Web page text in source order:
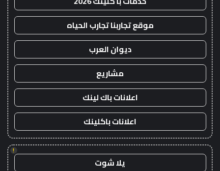
موقع تجاربنا تجارب الحياه
ديوان العرب
مشاريع
اعلانات باك لينك
اعلانات باكلينك
!
يلا شوت